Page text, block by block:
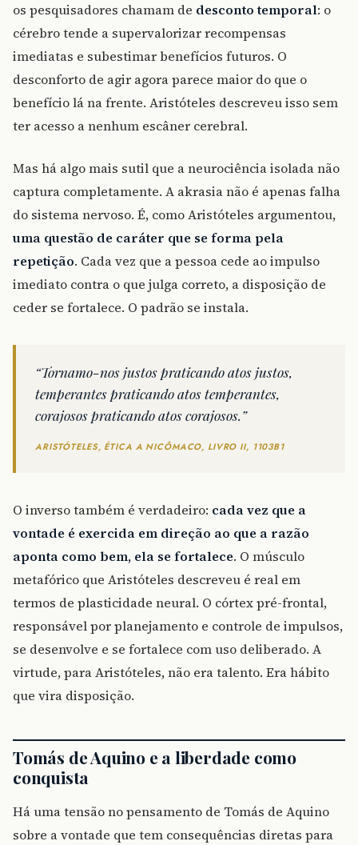
os pesquisadores chamam de desconto temporal: o
cérebro tende a supervalorizar recompensas
imediatas e subestimar benefícios futuros. O
desconforto de agir agora parece maior do que o
benefício lá na frente. Aristóteles descreveu isso sem
ter acesso a nenhum escâner cerebral.
Mas há algo mais sutil que a neurociência isolada não
captura completamente. A akrasia não é apenas falha
do sistema nervoso. É, como Aristóteles argumentou,
uma questão de caráter que se forma pela
repetição. Cada vez que a pessoa cede ao impulso
imediato contra o que julga correto, a disposição de
ceder se fortalece. O padrão se instala.
“Tornamo-nos justos praticando atos justos,
temperantes praticando atos temperantes,
corajosos praticando atos corajosos.”
ARISTÓTELES, ÉTICA A NICÔMACO, LIVRO II, 1103B1
O inverso também é verdadeiro: cada vez que a
vontade é exercida em direção ao que a razão
aponta como bem, ela se fortalece. O músculo
metafórico que Aristóteles descreveu é real em
termos de plasticidade neural. O córtex pré-frontal,
responsável por planejamento e controle de impulsos,
se desenvolve e se fortalece com uso deliberado. A
virtude, para Aristóteles, não era talento. Era hábito
que vira disposição.
Tomás de Aquino e a liberdade como
conquista
Há uma tensão no pensamento de Tomás de Aquino
sobre a vontade que tem consequências diretas para